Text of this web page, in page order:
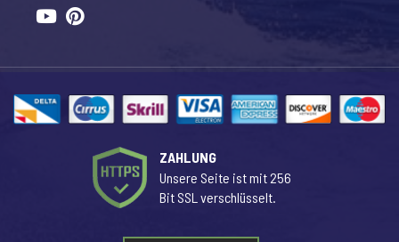
ZAHLUNG
Unsere Seite ist mit 256
Bit SSL verschlüsselt.